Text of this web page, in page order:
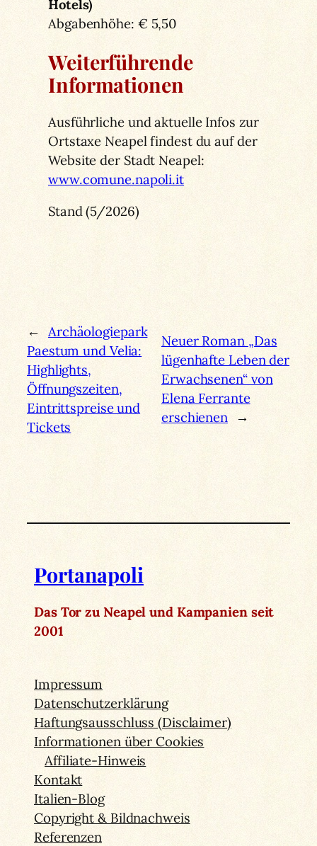
Hotels)
Abgabenhöhe: € 5,50
Weiterführende
Informationen
Ausführliche und aktuelle Infos zur
Ortstaxe Neapel findest du auf der
Website der Stadt Neapel:
www.comune.napoli.it
Stand (5/2026)
←
Archäologiepark
Paestum und Velia:
Highlights,
Öffnungszeiten,
Eintrittspreise und
Tickets
Neuer Roman „Das
lügenhafte Leben der
Erwachsenen“ von
Elena Ferrante
erschienen →
Portanapoli
Das Tor zu Neapel und Kampanien seit
2001
Impressum
Datenschutzerklärung
Haftungsausschluss (Disclaimer)
Informationen über Cookies
Affiliate-Hinweis
Kontakt
Italien-Blog
Copyright & Bildnachweis
Referenzen